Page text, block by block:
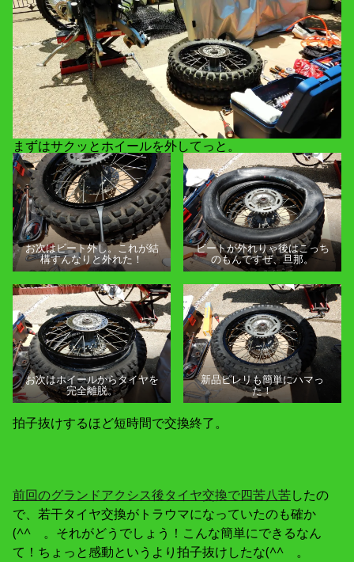
まずはサクッとホイールを外してっと。
お次はビート外し。これが結
構すんなりと外れた！
ビートが外れりゃ後はこっち
のもんですぜ、旦那。
お次はホイールからタイヤを
完全離脱。
新品ピレリも簡単にハマっ
た！
拍子抜けするほど短時間で交換終了。
前回のグランドアクシス後タイヤ交換で四苦八苦したの
で、若干タイヤ交換がトラウマになっていたのも確か
(^^ゞ。それがどうでしょう！こんな簡単にできるなん
て！ちょっと感動というより拍子抜けしたな(^^ゞ。